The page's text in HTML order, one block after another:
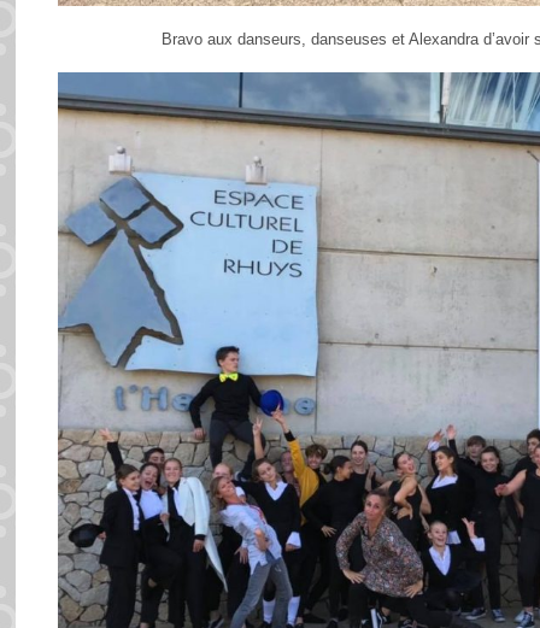
Bravo aux danseurs, danseuses et Alexandra d’avoir